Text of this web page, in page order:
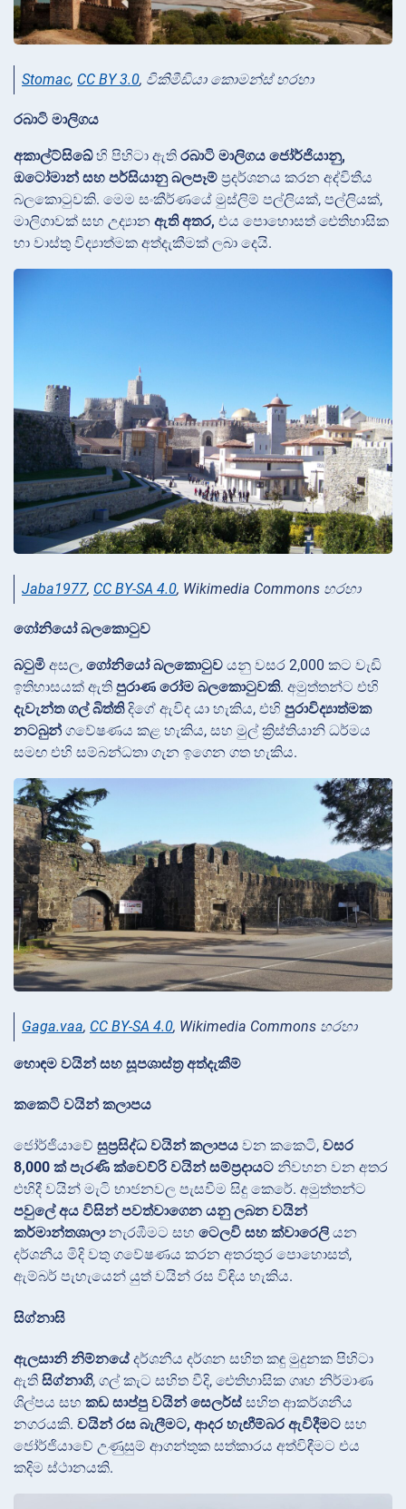
Stomac, CC BY 3.0, විකිමීඩියා කොමන්ස් හරහා
රබාටි මාලිගය
අකාල්ට්සිඛේහි පිහිටා ඇති රබාටි මාලිගය ජෝර්ජියානු,
ඔටෝමාන් සහ පර්සියානු බලපෑම් ප්‍රදර්ශනය කරන අද්විතීය
බලකොටුවකි. මෙම සංකීර්ණයේ මුස්ලිම් පල්ලියක්, පල්ලියක්,
මාලිගාවක් සහ උද්‍යාන ඇති අතර, එය පොහොසත් ඓතිහාසික
හා වාස්තු විද්‍යාත්මක අත්දැකීමක් ලබා දෙයි.
Jaba1977, CC BY-SA 4.0, Wikimedia Commons හරහා
ගෝනියෝ බලකොටුව
බටුමි අසල, ගෝනියෝ බලකොටුව යනු වසර 2,000 කට වැඩි
ඉතිහාසයක් ඇති පුරාණ රෝම බලකොටුවකි. අමුත්තන්ට එහි
දැවැන්ත ගල් බිත්තිදිගේ ඇවිද යා හැකිය, එහි පුරාවිද්‍යාත්මක
නටබුන් ගවේෂණය කළ හැකිය, සහ මුල් ක්‍රිස්තියානි ධර්මය
සමඟ එහි සම්බන්ධතා ගැන ඉගෙන ගත හැකිය.
Gaga.vaa, CC BY-SA 4.0, Wikimedia Commons හරහා
හොඳම වයින් සහ සූපශාස්ත්‍ර අත්දැකීම්
කකෙටි වයින් කලාපය
ජෝර්ජියාවේ සුප්‍රසිද්ධ වයින් කලාපය වන කකෙටි, වසර
8,000 ක් පැරණි ක්වෙව්රි වයින් සම්ප්‍රදායට නිවහන වන අතර
එහිදී වයින් මැටි භාජනවල පැසවීම සිදු කෙරේ. අමුත්තන්ට
පවුලේ අය විසින් පවත්වාගෙන යනු ලබන වයින්
කර්මාන්තශාලානැරඹීමට සහ ටෙලවි සහ ක්වාරෙලියන
දර්ශනීය මිදි වතු ගවේෂණය කරන අතරතුර පොහොසත්,
ඇම්බර් පැහැයෙන් යුත් වයින් රස විඳිය හැකිය.
සිග්නාඝි
ඇලසානි නිම්නයේ දර්ශනීය දර්ශන සහිත කඳු මුදුනක පිහිටා
ඇති සිග්නාගි, ගල් කැට සහිත වීදි, ඓතිහාසික ගෘහ නිර්මාණ
ශිල්පය සහ කඩ සාප්පු වයින් සෙලර්ස් සහිත ආකර්ශනීය
නගරයකි. වයින් රස බැලීමට, ආදර හැඟීම්බර ඇවිදීමට සහ
ජෝර්ජියාවේ උණුසුම් ආගන්තුක සත්කාරය අත්විඳීමට එය
කදිම ස්ථානයකි.